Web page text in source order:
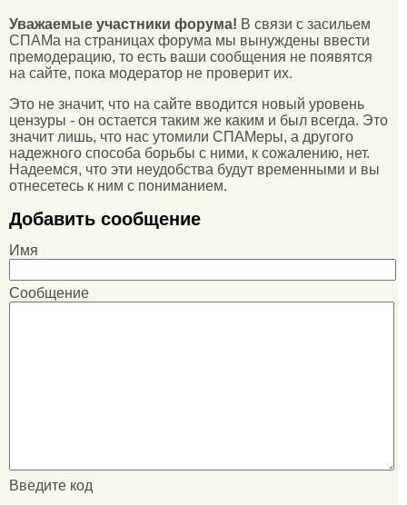
Уважаемые участники форума! В связи с засильем
СПАМа на страницах форума мы вынуждены ввести
премодерацию, то есть ваши сообщения не появятся
на сайте, пока модератор не проверит их.
Это не значит, что на сайте вводится новый уровень
цензуры - он остается таким же каким и был всегда. Это
значит лишь, что нас утомили СПАМеры, а другого
надежного способа борьбы с ними, к сожалению, нет.
Надеемся, что эти неудобства будут временными и вы
отнесетесь к ним с пониманием.
Добавить сообщение
Имя
Сообщение
Введите код